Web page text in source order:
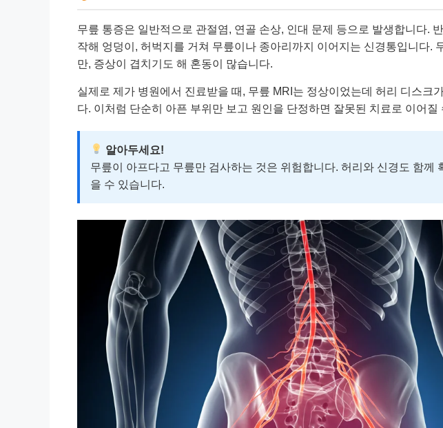
무릎 통증은 일반적으로 관절염, 연골 손상, 인대 문제 등으로 발생합니다.
작해 엉덩이, 허벅지를 거쳐 무릎이나 종아리까지 이어지는 신경통입니다.
만, 증상이 겹치기도 해 혼동이 많습니다.
실제로 제가 병원에서 진료받을 때, 무릎 MRI는 정상이었는데 허리 디스크
다. 이처럼 단순히 아픈 부위만 보고 원인을 단정하면 잘못된 치료로 이어질
알아두세요!
무릎이 아프다고 무릎만 검사하는 것은 위험합니다. 허리와 신경도 함께
을 수 있습니다.